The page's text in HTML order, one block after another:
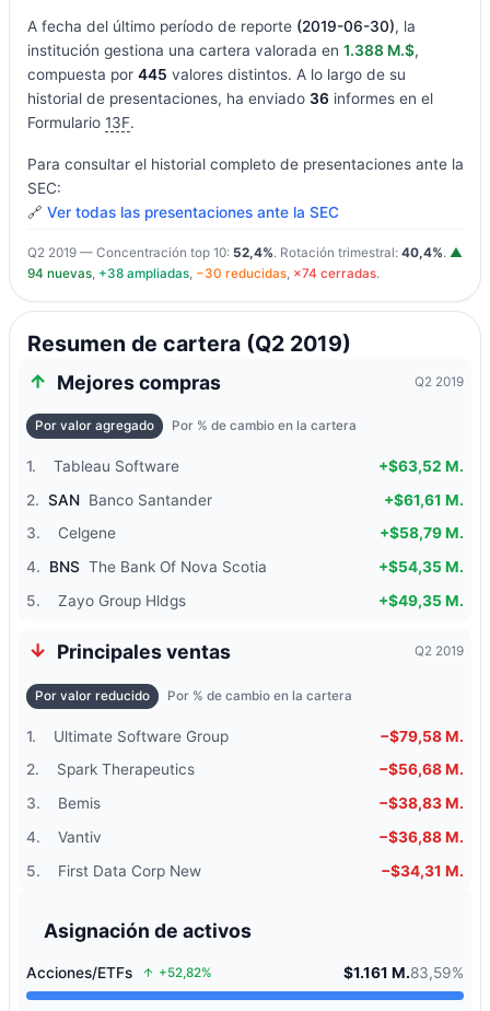
A fecha del último período de reporte (2019-06-30), la
institución gestiona una cartera valorada en 1.388 M.$,
compuesta por 445 valores distintos. A lo largo de su
historial de presentaciones, ha enviado 36 informes en el
Formulario 13F.
Para consultar el historial completo de presentaciones ante la
SEC:
🔗 Ver todas las presentaciones ante la SEC
Q2 2019 — Concentración top 10: 52,4%. Rotación trimestral: 40,4%. ▲
94 nuevas, +38 ampliadas, −30 reducidas, ×74 cerradas.
Resumen de cartera (Q2 2019)
Mejores compras Q2 2019
Por valor agregado Por % de cambio en la cartera
1. Tableau Software
+$63,52 M.
2. SAN Banco Santander
+$61,61 M.
3.
Celgene
+$58,79 M.
4.
BNS The Bank Of Nova Scotia
+$54,35 M.
5.
Zayo Group Hldgs +$49,35 M.
Principales ventas Q2 2019
Por valor reducido Por % de cambio en la cartera
1. Ultimate Software Group
−$79,58 M.
2.
Spark Therapeutics
−$56,68 M.
3.
Bemis
−$38,83 M.
4.
Vantiv
−$36,88 M.
5.
First Data Corp New −$34,31 M.
Asignación de activos
Acciones/ETFs +52,82% $1.161 M.83,59%